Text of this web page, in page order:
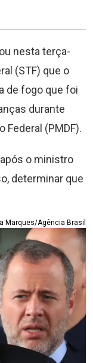
nesta terça-
(STF) que o
de fogo que foi
durante
Federal (PMDF).
o ministro
determinar que
Marques/Agência Brasil